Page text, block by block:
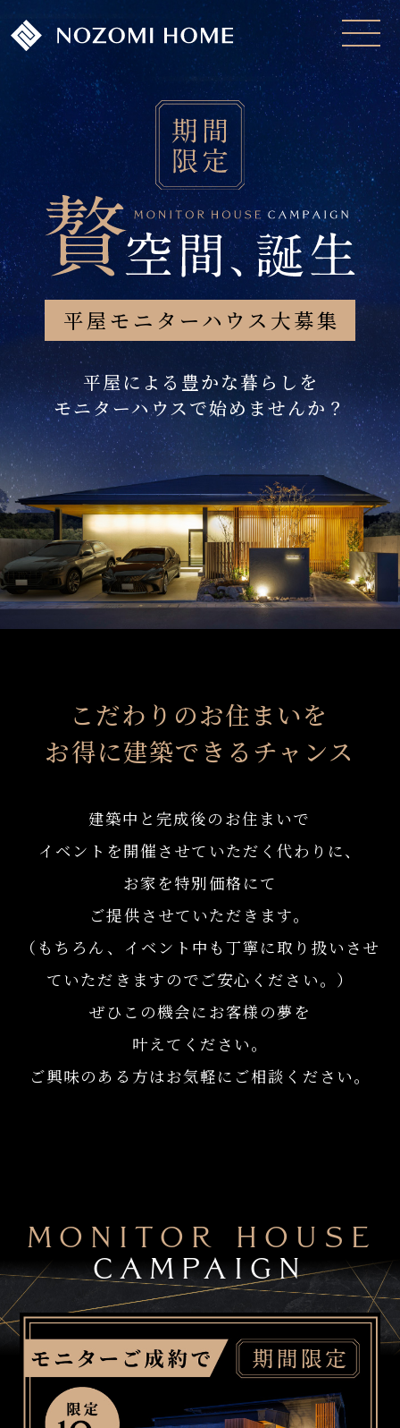
平屋モニターハウス大募集
平屋による豊かな暮らしを
モニターハウスで始めませんか？
こだわりのお住まいを
お得に建築できるチャンス
建築中と完成後のお住まいで
イベントを開催させていただく代わりに、
お家を特別価格にて
ご提供させていただきます。
（もちろん、イベント中も丁寧に取り扱いさせ
ていただきますのでご安心ください。）
ぜひこの機会にお客様の夢を
叶えてください。
ご興味のある方はお気軽にご相談ください。
MONITOR HOUSE
CAMPAIGN